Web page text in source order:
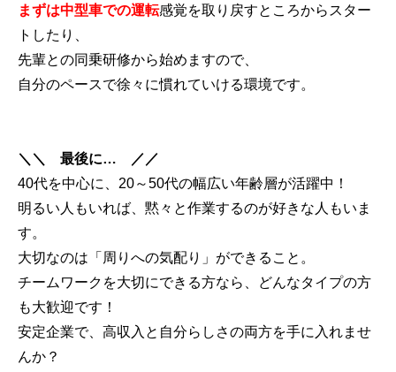
まずは中型車での運転感覚を取り戻すところからスター
トしたり、
先輩との同乗研修から始めますので、
自分のペースで徐々に慣れていける環境です。
＼＼ 最後に… ／／
40代を中心に、20～50代の幅広い年齢層が活躍中！
明るい人もいれば、黙々と作業するのが好きな人もいま
す。
大切なのは「周りへの気配り」ができること。
チームワークを大切にできる方なら、どんなタイプの方
も大歓迎です！
安定企業で、高収入と自分らしさの両方を手に入れませ
んか？